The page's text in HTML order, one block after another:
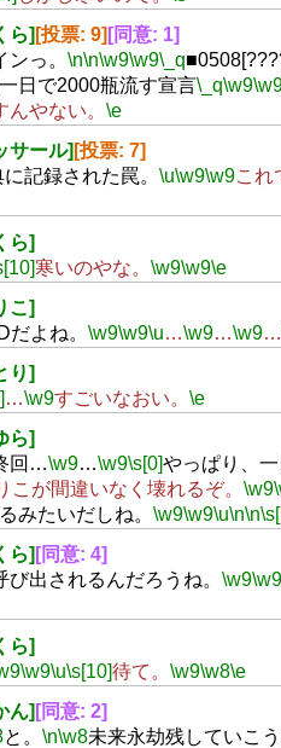
ら] [投票: 9] [同意: 1]
っ。 \n\n\w9\w9\_q
日で2000瓶流す宣言\_q\w9
やない。 \e
サール] [投票: 7]
記録された罠。 \u\w9\w9これ
ら]
寒いのやな。 \w9\w9\e
こ]
よね。 \w9\w9\u…\w9…\w9…
り]
…\w9すごいなおい。 \e
ら]
回…\w9…\w9\s[0]やっぱり、
こが間違いなく壊れるぞ。 \w9
みたいだしね。 \w9\w9\u\n\n
ら] [同意: 4]
出されるんだろうね。 \w9\w9
ら]
\w9\u\s[10]待て。 \w9\w8\e
ん] [同意: 2]
と。 \n\w8未来永劫残していこう